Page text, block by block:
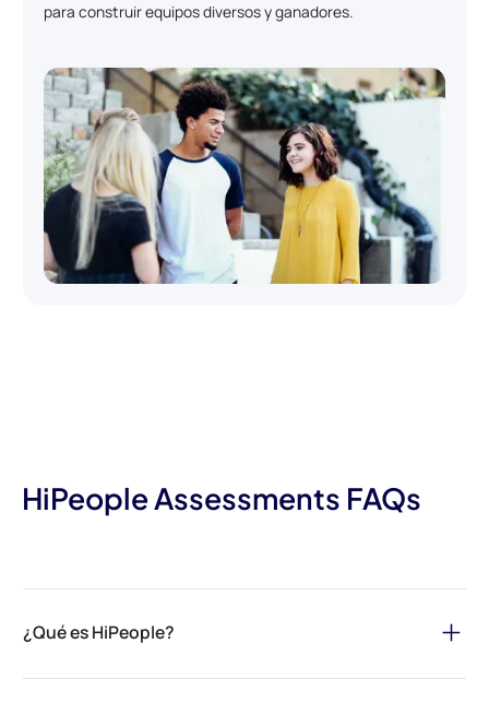
para construir equipos diversos y ganadores.
HiPeople Assessments FAQs
¿Qué es HiPeople?